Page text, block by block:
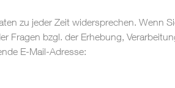
zu jeder Zeit widersprechen. Wenn
Fragen bzgl. der Erhebung,
E-Mail-Adresse: